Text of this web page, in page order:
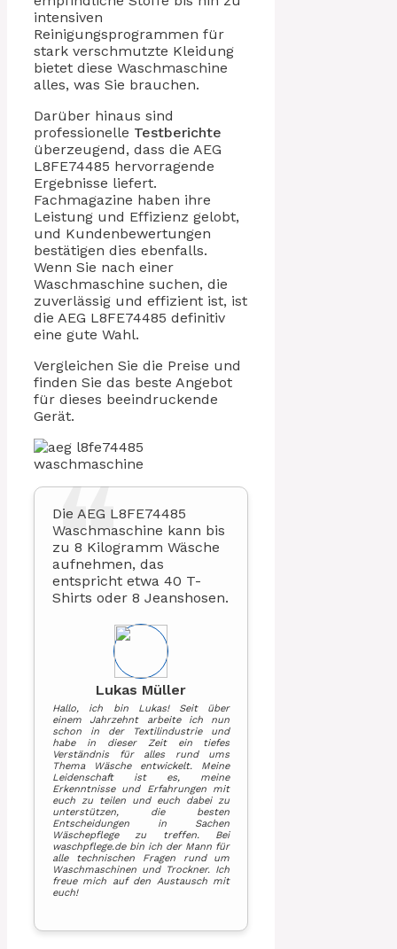
intensiven
Reinigungsprogrammen für
stark verschmutzte Kleidung
bietet diese Waschmaschine
alles, was Sie brauchen.
Darüber hinaus sind
professionelle Testberichte
überzeugend, dass die AEG
L8FE74485 hervorragende
Ergebnisse liefert.
Fachmagazine haben ihre
Leistung und Effizienz gelobt,
und Kundenbewertungen
bestätigen dies ebenfalls.
Wenn Sie nach einer
Waschmaschine suchen, die
zuverlässig und effizient ist, ist
die AEG L8FE74485 definitiv
eine gute Wahl.
Vergleichen Sie die Preise und
finden Sie das beste Angebot
für dieses beeindruckende
Gerät.
Die AEG L8FE74485
Waschmaschine kann bis
zu 8 Kilogramm Wäsche
aufnehmen, das
entspricht etwa 40 T-
Shirts oder 8 Jeanshosen.
Lukas Müller
Hallo, ich bin Lukas! Seit über
einem Jahrzehnt arbeite ich nun
schon in der Textilindustrie und
habe in dieser Zeit ein tiefes
Verständnis für alles rund ums
Thema Wäsche entwickelt. Meine
Leidenschaft ist es, meine
Erkenntnisse und Erfahrungen mit
euch zu teilen und euch dabei zu
unterstützen, die besten
Entscheidungen in Sachen
Wäschepflege zu treffen. Bei
waschpflege.de bin ich der Mann für
alle technischen Fragen rund um
Waschmaschinen und Trockner. Ich
freue mich auf den Austausch mit
euch!